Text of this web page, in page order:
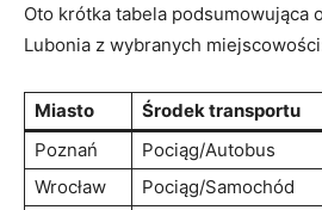
Oto krótka tabela podsumowująca
Lubonia z wybranych
Miasto Środek transportu
Poznań
Pociąg/Autobus
Wrocław
Pociąg/Samochód